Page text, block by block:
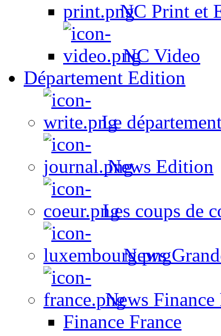
NC Print et
NC Video
Département Edition
Le
News Edition
Les coups de
News
News Finance
Finance France